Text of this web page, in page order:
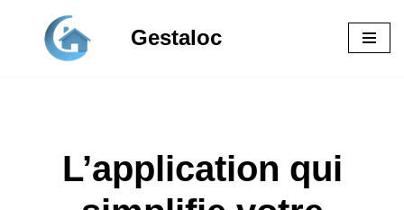
Gestaloc
L’application qui